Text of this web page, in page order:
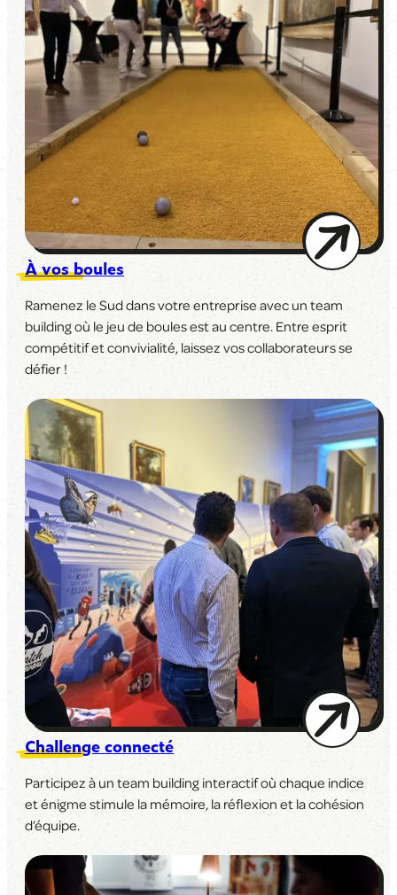
À vos boules
Ramenez le Sud dans votre entreprise avec un team
building où le jeu de boules est au centre. Entre esprit
compétitif et convivialité, laissez vos collaborateurs se
défier !
Challenge connecté
Participez à un team building interactif où chaque indice
et énigme stimule la mémoire, la réflexion et la cohésion
d’équipe.